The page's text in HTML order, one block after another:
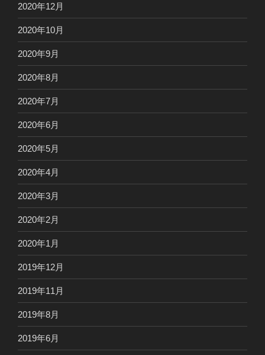
2020年12月
2020年10月
2020年9月
2020年8月
2020年7月
2020年6月
2020年5月
2020年4月
2020年3月
2020年2月
2020年1月
2019年12月
2019年11月
2019年8月
2019年6月